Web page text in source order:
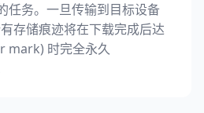
任务。一旦传输到目标设备
存储痕迹将在下载完成后达
mark) 时完全永久